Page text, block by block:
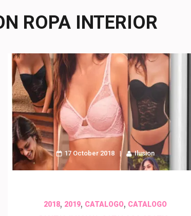
ROPA INTERIOR
17 October 2018 Ilusion
2018, 2019, CATALOGO, CATALOGO